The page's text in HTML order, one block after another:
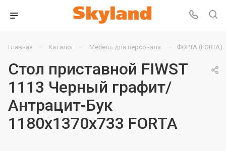
Главная — Каталог — Мебель для персонала — ФОРТА (FORTA)
Стол приставной FIWST
1113 Черный графит/
Антрацит-Бук
1180х1370х733 FORTA